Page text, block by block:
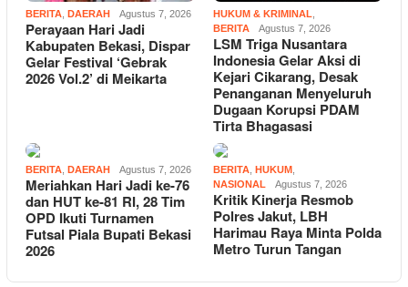
BERITA DAERAH Agustus 7, 2026
Perayaan Hari Jadi
Kabupaten Bekasi, Dispar
Gelar Festival ‘Gebrak
2026 Vol.2’ di Meikarta
HUKUM & KRIMINAL
BERITA
Agustus 7, 2026
LSM Triga Nusantara
Indonesia Gelar Aksi di
Kejari Cikarang, Desak
Penanganan Menyeluruh
Dugaan Korupsi PDAM
Tirta Bhagasasi
BERITA DAERAH Agustus 7, 2026
Meriahkan Hari Jadi ke-76
dan HUT ke-81 RI, 28 Tim
OPD Ikuti Turnamen
Futsal Piala Bupati Bekasi
2026
BERITA HUKUM
NASIONAL
Agustus 7, 2026
Kritik Kinerja Resmob
Polres Jakut, LBH
Harimau Raya Minta Polda
Metro Turun Tangan